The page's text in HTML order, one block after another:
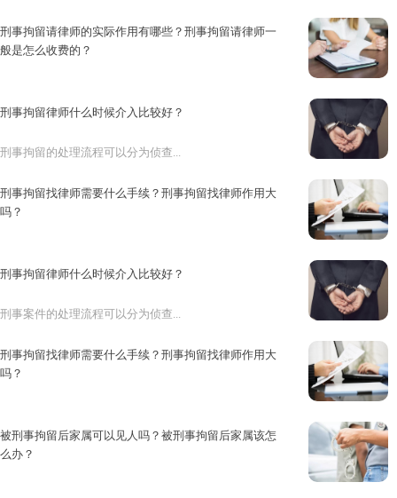
刑事拘留请律师的实际作用有哪些？刑事拘留请律师一
般是怎么收费的？
刑事拘留律师什么时候介入比较好？
刑事拘留的处理流程可以分为侦查...
刑事拘留找律师需要什么手续？刑事拘留找律师作用大
吗？
刑事拘留律师什么时候介入比较好？
刑事案件的处理流程可以分为侦查...
刑事拘留找律师需要什么手续？刑事拘留找律师作用大
吗？
被刑事拘留后家属可以见人吗？被刑事拘留后家属该怎
么办？